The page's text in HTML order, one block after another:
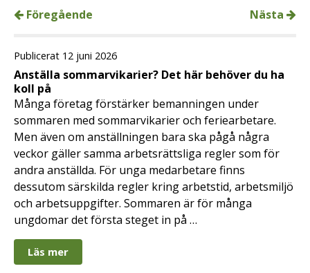
Föregående Nästa
Publicerat 12 juni 2026
Anställa sommarvikarier? Det här behöver du ha
koll på
Många företag förstärker bemanningen under
sommaren med sommarvikarier och feriearbetare.
Men även om anställningen bara ska pågå några
veckor gäller samma arbetsrättsliga regler som för
andra anställda. För unga medarbetare finns
dessutom särskilda regler kring arbetstid, arbetsmiljö
och arbetsuppgifter. Sommaren är för många
ungdomar det första steget in på …
Läs mer